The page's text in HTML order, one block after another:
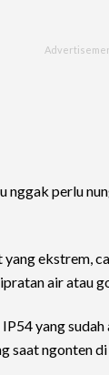
nggak perlu
ekstrem,
air atau
yang
saat ngonten di